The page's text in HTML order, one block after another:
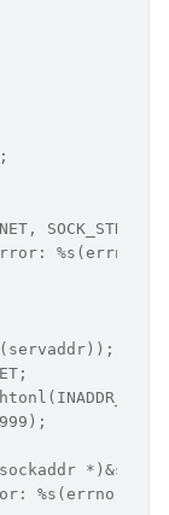
SOCK_STREAM,
%s(errno:
%s(errno: